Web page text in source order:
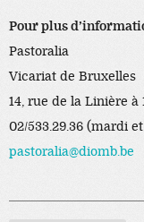
Pour plus
Pastoralia
Vicariat de Bruxelles
14, rue de la Linière à
02/533.29.36 (mardi
pastoralia@diomb.be